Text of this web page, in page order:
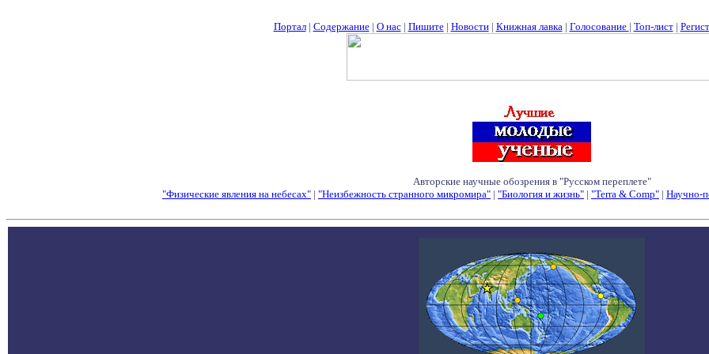
Портал| Содержание| О нас| Пишите| Новости| Книжная лавка| Голосование | Топ-лист|
Авторские научные обозрения в "Русском переплете"
"Физические явления на небесах" | "Неизбежность странного микромира" | "Биология и жизнь" | "Terra & Comp" | Научно-